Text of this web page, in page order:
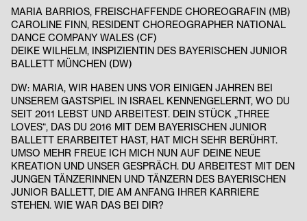
MARIA BARRIOS, FREISCHAFFENDE CHOREOGRAFIN (MB)
CAROLINE FINN, RESIDENT CHOREOGRAPHER NATIONAL
DANCE COMPANY WALES (CF)
DEIKE WILHELM, INSPIZIENTIN DES BAYERISCHEN JUNIOR
BALLETT MÜNCHEN (DW)
DW: MARIA, WIR HABEN UNS VOR EINIGEN JAHREN BEI
UNSEREM GASTSPIEL IN ISRAEL KENNENGELERNT, WO DU
SEIT 2011 LEBST UND ARBEITEST. DEIN STÜCK „THREE
LOVES“, DAS DU 2016 MIT DEM BAYERISCHEN JUNIOR
BALLETT ERARBEITET HAST, HAT MICH SEHR BERÜHRT.
UMSO MEHR FREUE ICH MICH NUN AUF DEINE NEUE
KREATION UND UNSER GESPRÄCH. DU ARBEITEST MIT DEN
JUNGEN TÄNZERINNEN UND TÄNZERN DES BAYERISCHEN
JUNIOR BALLETT, DIE AM ANFANG IHRER KARRIERE
STEHEN. WIE WAR DAS BEI DIR?